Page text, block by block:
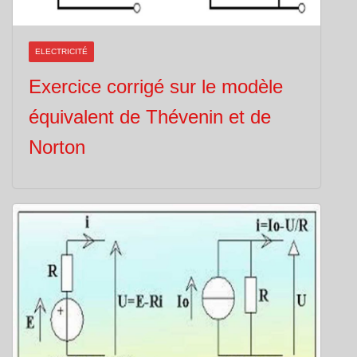
ELECTRICITÉ
Exercice corrigé sur le modèle
équivalent de Thévenin et de
Norton